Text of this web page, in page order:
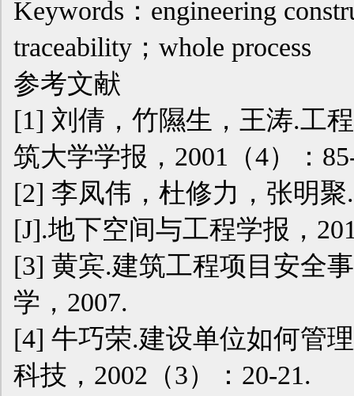
Keywords：engineering
traceability；whole process
参考文献
[1] 刘倩，竹隰生，王涛.工
筑大学学报，2001（4）：
[2] 李凤伟，杜修力，张明
[J].地下空间与工程学报，
[3] 黄宾.建筑工程项目安全
学，2007.
[4] 牛巧荣.建设单位如何管
科技，2002（3）：20-21.